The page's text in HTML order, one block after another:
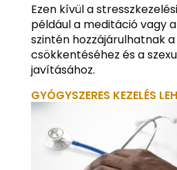
Ezen kívül a
például a meditáció vagy
szintén hozzájárulhatnak
csökkentéséhez és a
javításához.
GYÓGYSZERES KEZELÉS